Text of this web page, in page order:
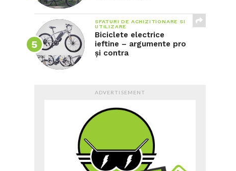
SFATURI DE ACHIZITIONARE SI
UTILIZARE
Biciclete electrice
ieftine – argumente pro
și contra
ADVERTISEMENT